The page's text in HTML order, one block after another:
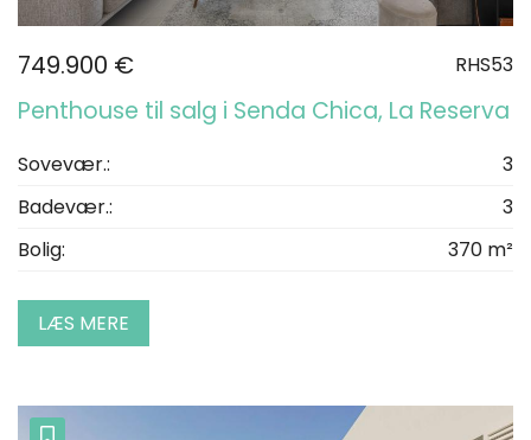
749.900 € RHS53
Penthouse til salg i Senda Chica, La Reserva
Sovevær.:
3
Badevær.:
3
Bolig:
370 m²
LÆS MERE